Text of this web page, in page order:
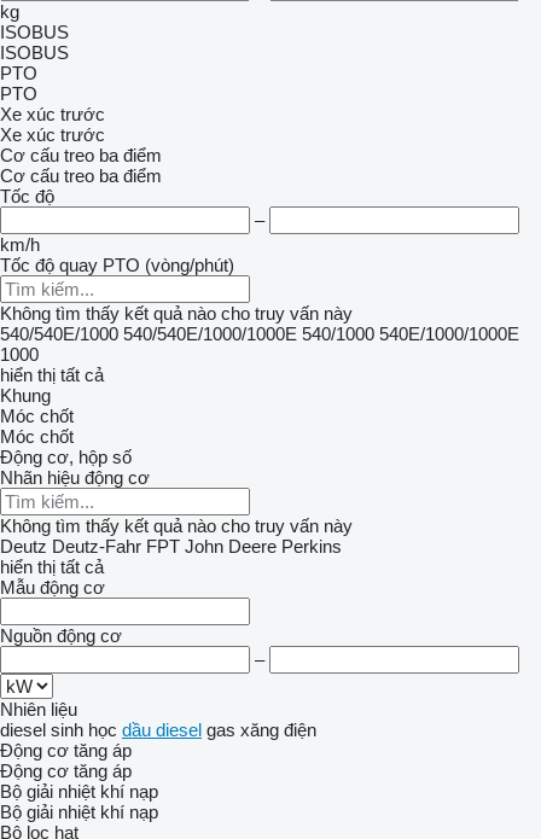
kg
ISOBUS
ISOBUS
PTO
PTO
Xe xúc trước
Xe xúc trước
Cơ cấu treo ba điểm
Cơ cấu treo ba điểm
Tốc độ
–
km/h
Tốc độ quay PTO (vòng/phút)
Không tìm thấy kết quả nào cho truy vấn này
540/540E/1000 540/540E/1000/1000E 540/1000 540E/1000/1000E
1000
hiển thị tất cả
Khung
Móc chốt
Móc chốt
Động cơ, hộp số
Nhãn hiệu động cơ
Không tìm thấy kết quả nào cho truy vấn này
Deutz Deutz-Fahr FPT John Deere Perkins
hiển thị tất cả
Mẫu động cơ
Nguồn động cơ
–
Nhiên liệu
diesel sinh học dầu diesel gas xăng điện
Động cơ tăng áp
Động cơ tăng áp
Bộ giải nhiệt khí nạp
Bộ giải nhiệt khí nạp
Bộ lọc hạt